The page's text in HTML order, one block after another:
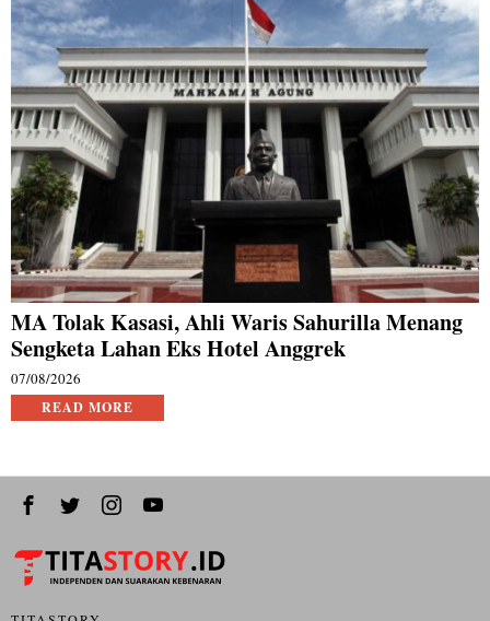
MA Tolak Kasasi, Ahli Waris Sahurilla Menang
Sengketa Lahan Eks Hotel Anggrek
07/08/2026
READ MORE